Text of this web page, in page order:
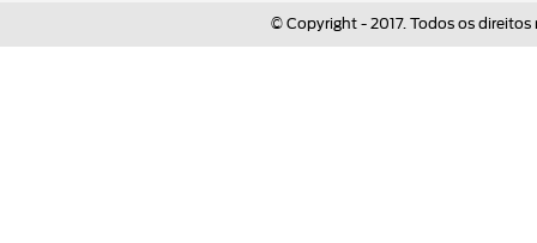
© Copyright - 2017. Todos os